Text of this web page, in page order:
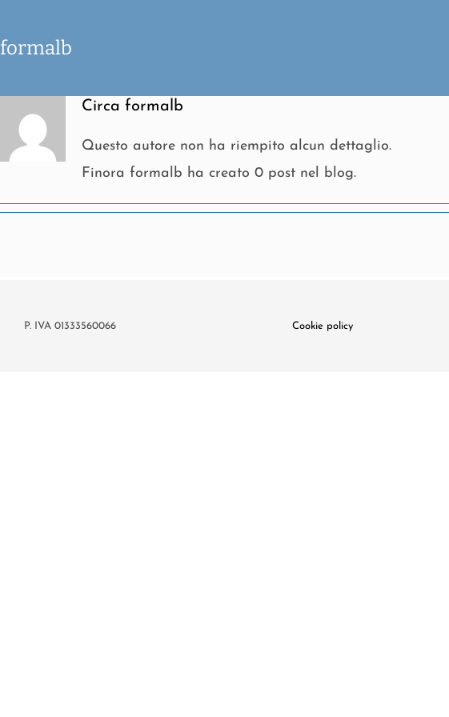
formalb
Circa formalb
Questo autore non ha riempito alcun dettaglio.
Finora formalb ha creato 0 post nel blog.
P. IVA 01333560066 Cookie policy